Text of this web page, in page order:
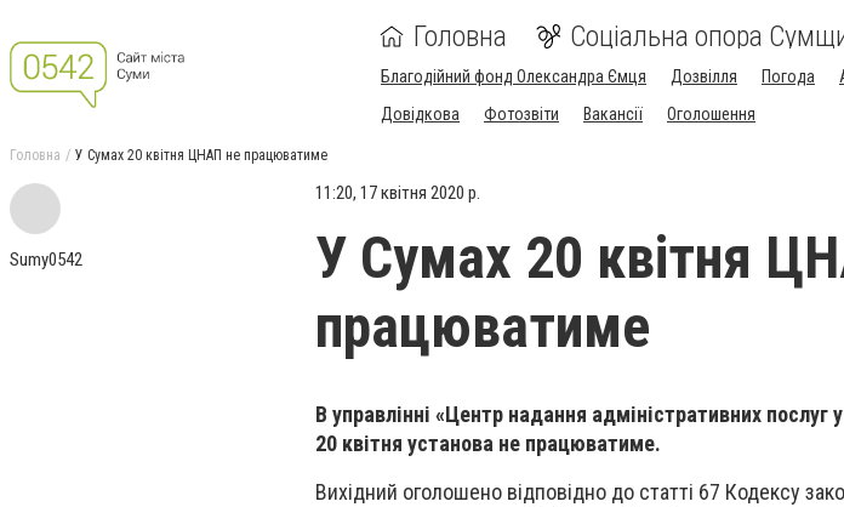
Головна Соціальна опора
Благодійний фонд Олександра Ємця Дозвілля Погода
Довідкова
Фотозвіти Вакансії Оголошення
Головна У Сумах 20 квітня ЦНАП не працюватиме
Sumy0542
11:20, 17 квітня 2020 р.
У Сумах 20 квітня
працюватиме
В управлінні «Центр надання адміністративних
20 квітня установа не працюватиме.
Вихідний оголошено відповідно до статті 67 Кодексу